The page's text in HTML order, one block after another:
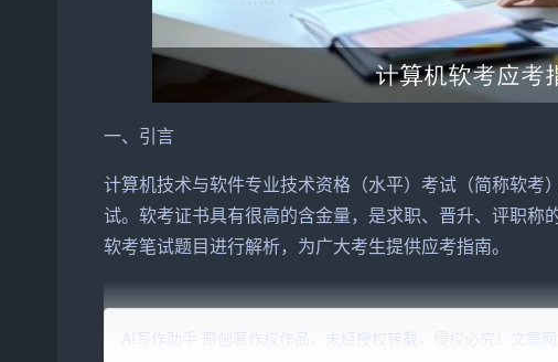
一、引言
计算机技术与软件专业技术资格（水平）考试（简称软考
试。软考证书具有很高的含金量，是求职、晋升、评职
软考笔试题目进行解析，为广大考生提供应考指南。
二、软考笔试题目解析
1. 选择题
AI写作助手 原创著作权作品，未经授权转载，侵权必究！文章